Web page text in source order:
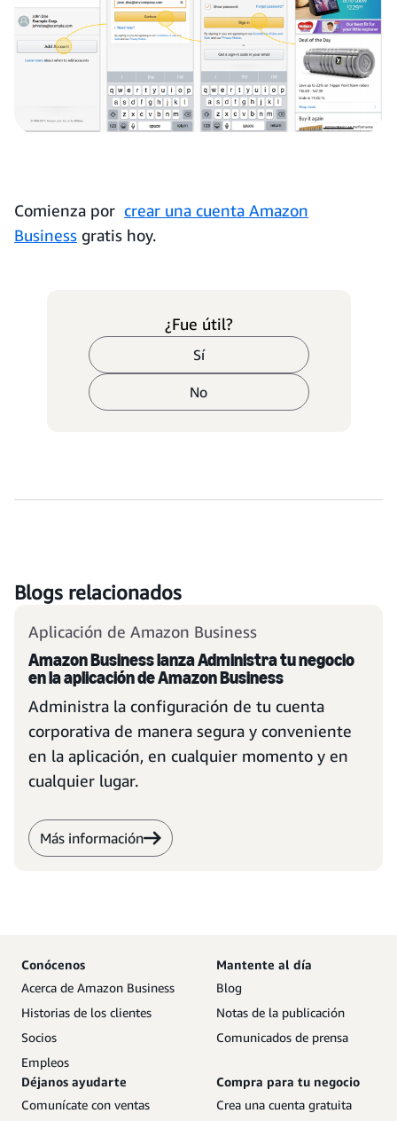
Comienza por crear una cuenta Amazon
Business gratis hoy.
¿Fue útil?
Sí
No
Blogs relacionados
Aplicación de Amazon Business
Amazon Business lanza Administra tu negocio
en la aplicación de Amazon Business
Administra la configuración de tu cuenta
corporativa de manera segura y conveniente
en la aplicación, en cualquier momento y en
cualquier lugar.
Más información
Conócenos
Acerca de Amazon Business
Historias de los clientes
Socios
Empleos
Mantente al día
Blog
Notas de la publicación
Comunicados de prensa
Déjanos ayudarte
Comunícate con ventas
Compra para tu negocio
Crea una cuenta gratuita